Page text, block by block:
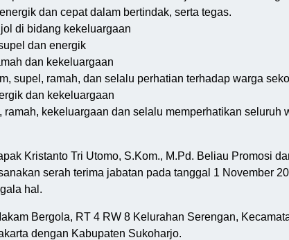
dan cepat dalam bertindak, serta tegas.
di bidang kekeluargaan
dan energik
dan kekeluargaan
supel, ramah, dan selalu perhatian terhadap warga
dan kekeluargaan
kekeluargaan dan selalu memperhatikan seluruh
Kristanto Tri Utomo, S.Kom., M.Pd. Beliau Promosi
serah terima jabatan pada tanggal 1 November
hal.
Bergola, RT 4 RW 8 Kelurahan Serengan,
dengan Kabupaten Sukoharjo.